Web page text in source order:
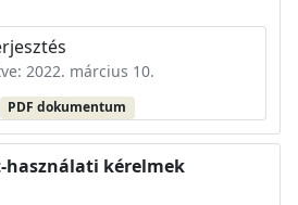
2022. március 10.
PDF dokumentum
használati kérelmek